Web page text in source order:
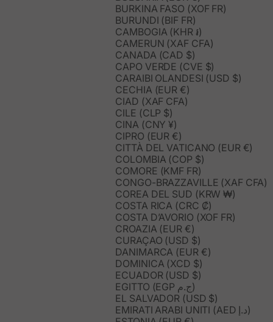
BURKINA FASO (XOF FR)
BURUNDI (BIF FR)
CAMBOGIA (KHR ៛)
CAMERUN (XAF CFA)
CANADA (CAD $)
CAPO VERDE (CVE $)
CARAIBI OLANDESI (USD $)
CECHIA (EUR €)
CIAD (XAF CFA)
CILE (CLP $)
CINA (CNY ¥)
CIPRO (EUR €)
CITTÀ DEL VATICANO (EUR €)
COLOMBIA (COP $)
COMORE (KMF FR)
CONGO-BRAZZAVILLE (XAF CFA)
COREA DEL SUD (KRW ₩)
COSTA RICA (CRC ₡)
COSTA D’AVORIO (XOF FR)
CROAZIA (EUR €)
CURAÇAO (USD $)
DANIMARCA (EUR €)
DOMINICA (XCD $)
ECUADOR (USD $)
EGITTO (EGP ج.م)
EL SALVADOR (USD $)
EMIRATI ARABI UNITI (AED د.إ)